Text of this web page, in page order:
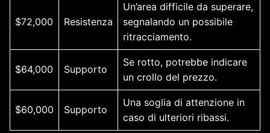
$72,000 Resistenza
Un’area difficile da superare,
segnalando un possibile
ritracciamento.
$64,000 Supporto
Se rotto, potrebbe indicare
un crollo del prezzo.
$60,000 Supporto
Una soglia di attenzione in
caso di ulteriori ribassi.